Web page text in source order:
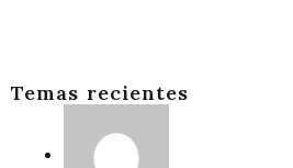
Temas recientes